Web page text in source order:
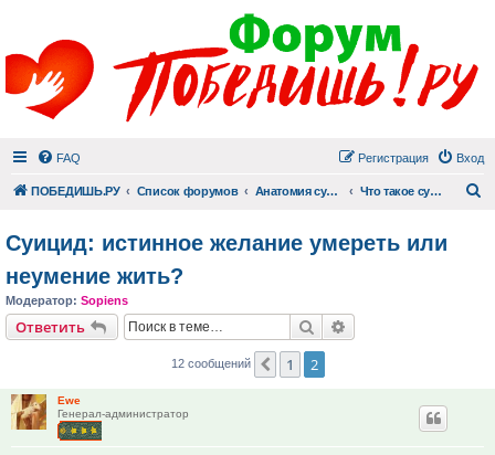
FAQ Вход
Регистрация
ПОБЕДИШЬ.РУ Список форумов Анатомия суицида Что такое суицид
Суицид: истинное желание умереть или
неумение жить?
Модератор: Sopiens
Ответить Поиск
12 сообщений Пред.
1 2
Ewe
Генерал-администратор